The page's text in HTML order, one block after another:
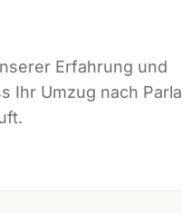
Erfahrung und
Ihr Umzug nach Parla